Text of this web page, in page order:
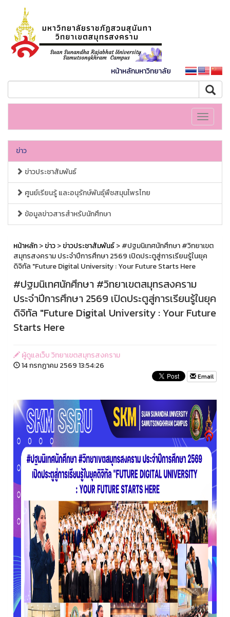
หน้าหลักมหาวิทยาลัย
Toggle
ข่าว
ข่าวประชาสัมพันธ์
ศูนย์เรียนรู้ และอนุรักษ์พันธุ์พืชสมุนไพรไทย
ข้อมูลข่าวสารสำหรับนักศึกษา
หน้าหลัก>ข่าว>ข่าวประชาสัมพันธ์> #ปฐมนิเทศนักศึกษา #วิทยาเขต
สมุทรสงคราม ประจำปีการศึกษา 2569 เปิดประตูสู่การเรียนรู้ในยุค
ดิจิทัล "Future Digital University : Your Future Starts Here
#ปฐมนิเทศนักศึกษา #วิทยาเขตสมุทรสงคราม
ประจำปีการศึกษา 2569 เปิดประตูสู่การเรียนรู้ในยุค
ดิจิทัล "Future Digital University : Your Future
Starts Here
ผู้ดูแลเว็บ วิทยาเขตสมุทรสงคราม
14 กรกฏาคม 2569 13:54:26
Email